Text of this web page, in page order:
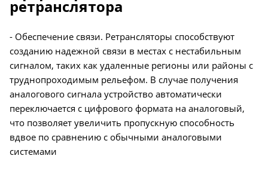
ретранслятора
- Обеспечение связи. Ретрансляторы способствуют
созданию надежной связи в местах с нестабильным
сигналом, таких как удаленные регионы или районы с
труднопроходимым рельефом. В случае получения
аналогового сигнала устройство автоматически
переключается с цифрового формата на аналоговый,
что позволяет увеличить пропускную способность
вдвое по сравнению с обычными аналоговыми
системами